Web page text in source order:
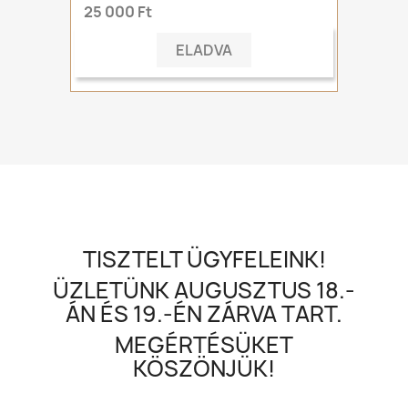
25 000 Ft
ELADVA
TISZTELT ÜGYFELEINK!
ÜZLETÜNK AUGUSZTUS 18.-
ÁN ÉS 19.-ÉN ZÁRVA TART.
MEGÉRTÉSÜKET
KÖSZÖNJÜK!